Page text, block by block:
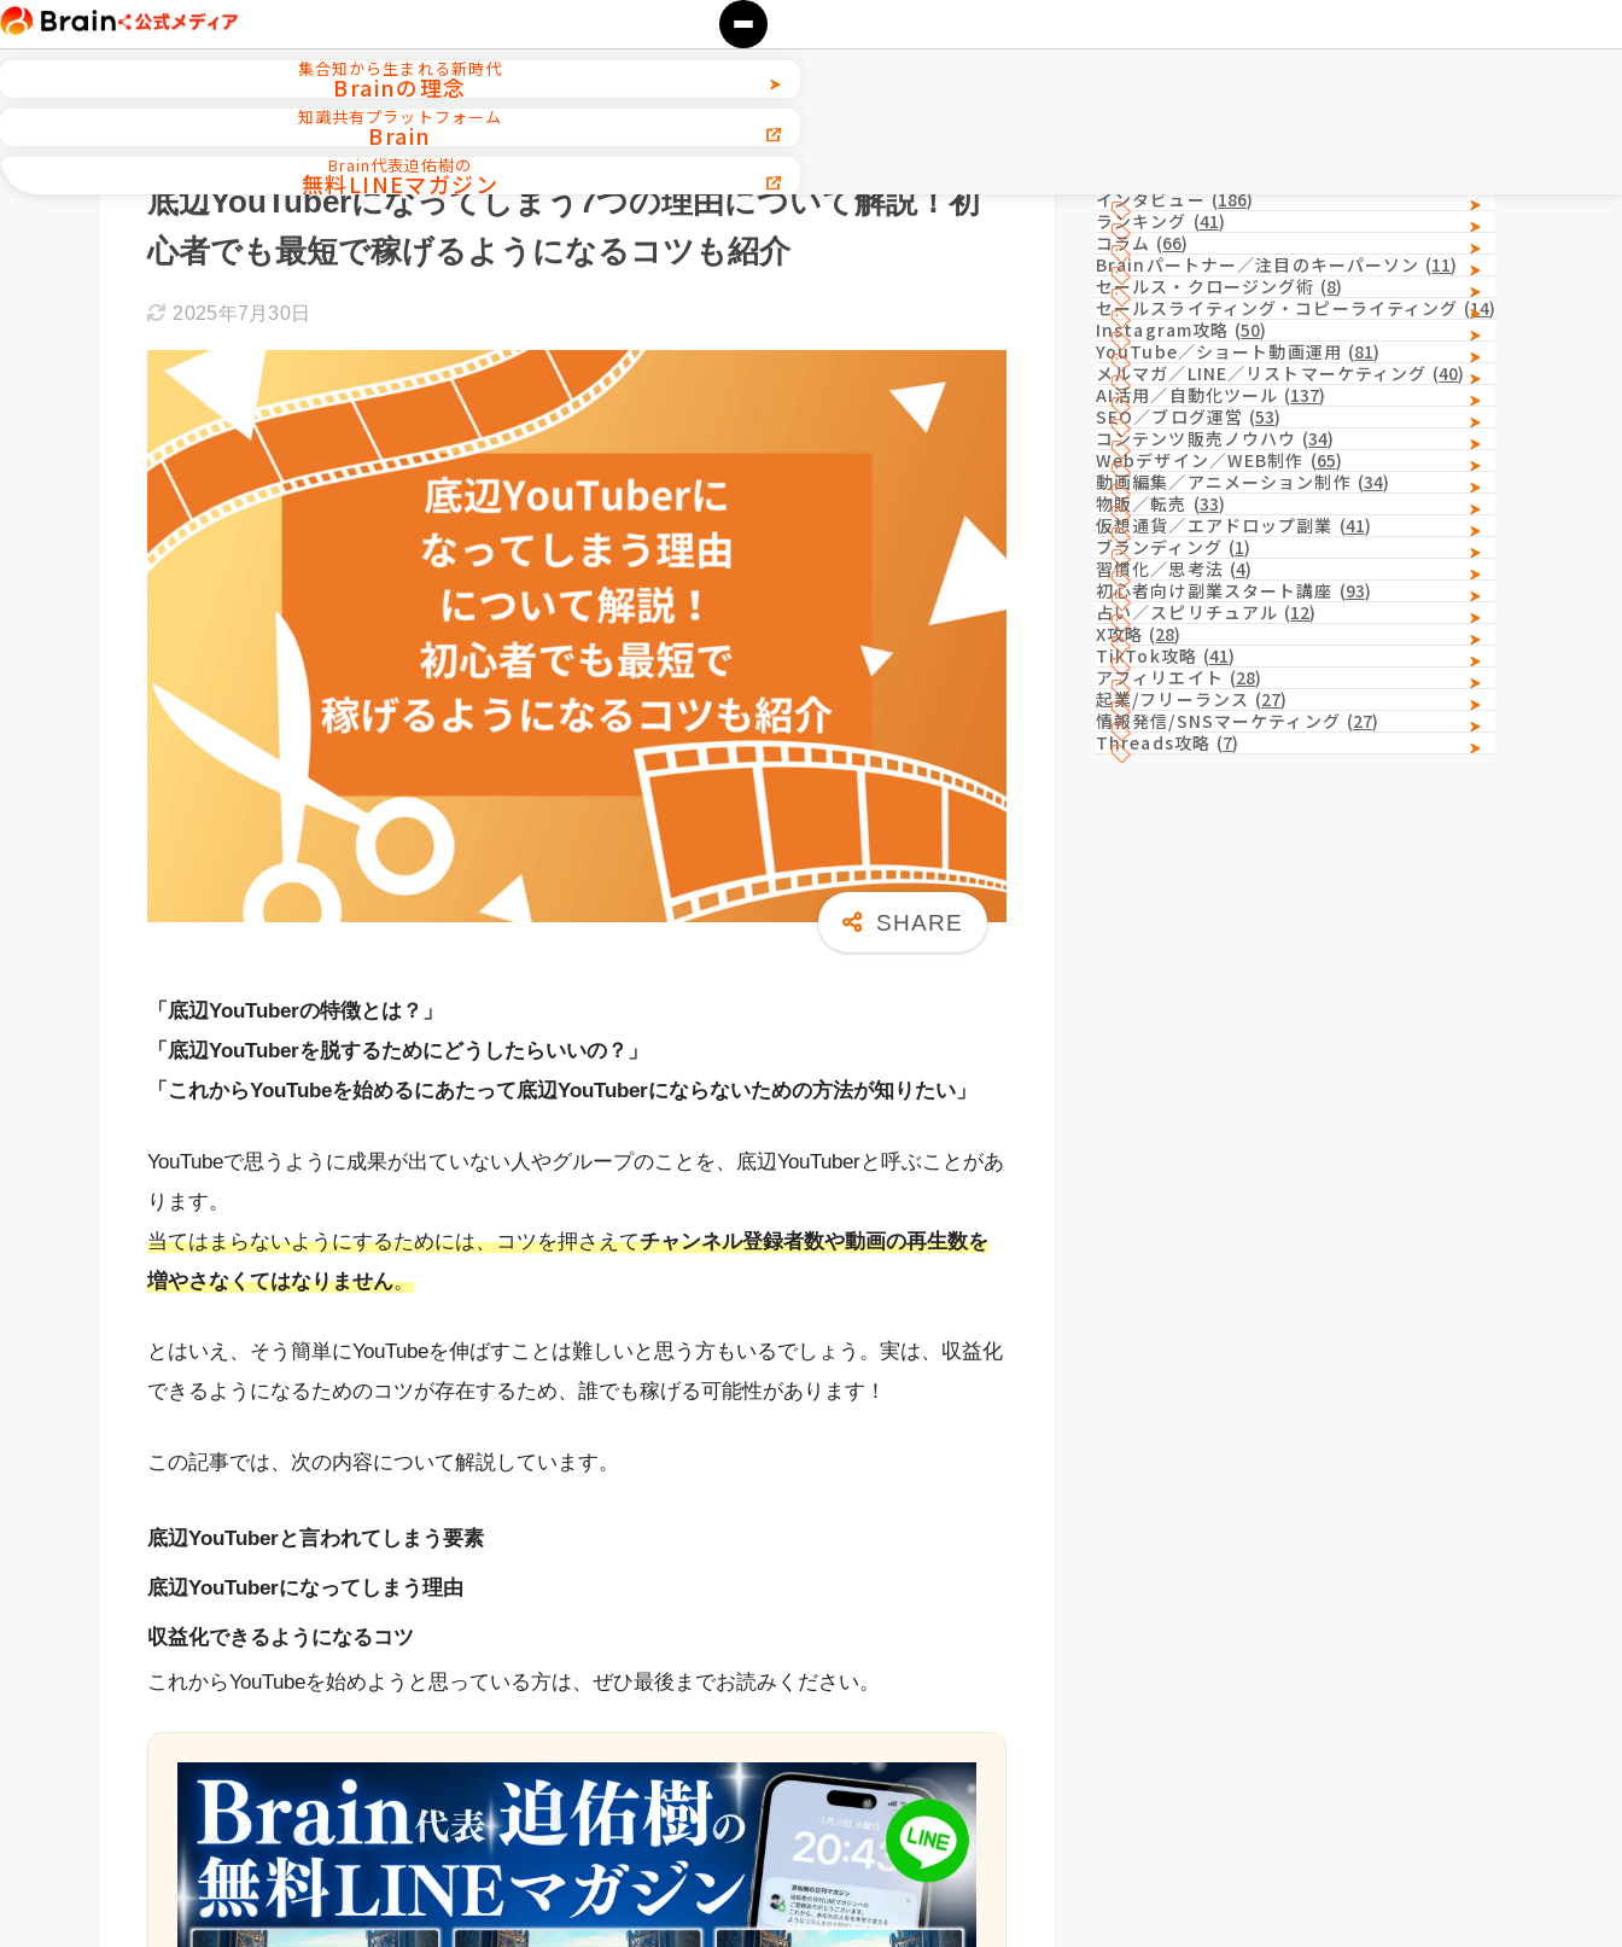
集合知から生まれる新時代
Brainの理念
知識共有プラットフォーム
Brain
Brain代表迫佑樹の
無料LINEマガジン
YouTube／ショート動画運用
底辺YouTuberになってしまう7つの理由について解説！初
心者でも最短で稼げるようになるコツも紹介
2025年7月30日
「底辺YouTuberの特徴とは？」
「底辺YouTuberを脱するためにどうしたらいいの？」
「これからYouTubeを始めるにあたって底辺YouTuberにならないための方法が知りたい」
YouTubeで思うように成果が出ていない人やグループのことを、底辺YouTuberと呼ぶことがあ
ります。
当てはまらないようにするためには、コツを押さえてチャンネル登録者数や動画の再生数を
増やさなくてはなりません。
とはいえ、そう簡単にYouTubeを伸ばすことは難しいと思う方もいるでしょう。実は、収益化
できるようになるためのコツが存在するため、誰でも稼げる可能性があります！
この記事では、次の内容について解説しています。
底辺YouTuberと言われてしまう要素
底辺YouTuberになってしまう理由
収益化できるようになるコツ
これからYouTubeを始めようと思っている方は、ぜひ最後までお読みください。
インタビュー (186)
ランキング (41)
コラム (66)
Brainパートナー／注目のキーパーソン (11)
セールス・クロージング術 (8)
セールスライティング・コピーライティング (14)
Instagram攻略 (50)
YouTube／ショート動画運用 (81)
メルマガ／LINE／リストマーケティング (40)
AI活用／自動化ツール (137)
SEO／ブログ運営 (53)
コンテンツ販売ノウハウ (34)
Webデザイン／WEB制作 (65)
動画編集／アニメーション制作 (34)
物販／転売 (33)
仮想通貨／エアドロップ副業 (41)
ブランディング (1)
習慣化／思考法 (4)
初心者向け副業スタート講座 (93)
占い／スピリチュアル (12)
X攻略 (28)
TikTok攻略 (41)
アフィリエイト (28)
起業/フリーランス (27)
情報発信/SNSマーケティング (27)
Threads攻略 (7)